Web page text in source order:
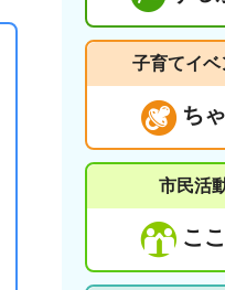
子育てイベ
ち
市民活
こ